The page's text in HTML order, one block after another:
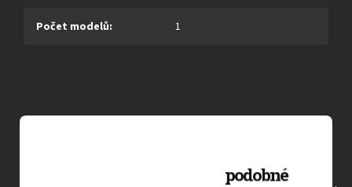
Počet modelů: 1